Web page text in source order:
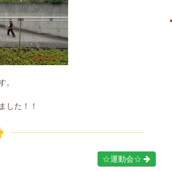
。
した！！
☆運動会☆